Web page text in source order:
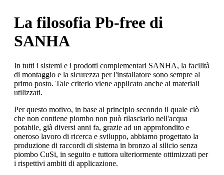
La filosofia Pb-free di
SANHA
In tutti i sistemi e i prodotti complementari SANHA, la facilità
di montaggio e la sicurezza per l'installatore sono sempre al
primo posto. Tale criterio viene applicato anche ai materiali
utilizzati.
Per questo motivo, in base al principio secondo il quale ciò
che non contiene piombo non può rilasciarlo nell'acqua
potabile, già diversi anni fa, grazie ad un approfondito e
oneroso lavoro di ricerca e sviluppo, abbiamo progettato la
produzione di raccordi di sistema in bronzo al silicio senza
piombo CuSi, in seguito e tuttora ulteriormente ottimizzati per
i rispettivi ambiti di applicazione.